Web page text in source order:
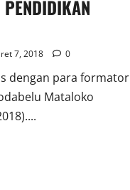
7, 2018 0
para formator
Mataloko